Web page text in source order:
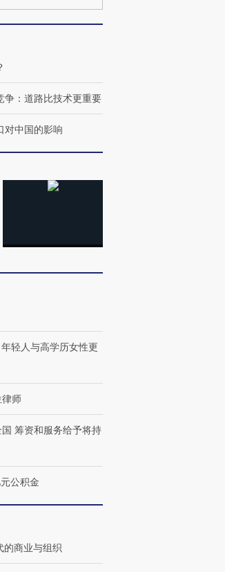
员跨国走私7万
尿检体内含3种
度Z世代 用街头抗争将教
育部长拱下台
视线｜不考竞赛的王虹、
争：道路比技术更重要
对中国的影响
轻人与高学历女性更
师
筹资和服务给予将持
公积金
的商业与组织